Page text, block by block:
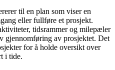
til en plan som viser en
eller fullføre et prosjekt.
tidsrammer og milepæler
gjennomføring av prosjektet. Det
for å holde oversikt over
i tide.